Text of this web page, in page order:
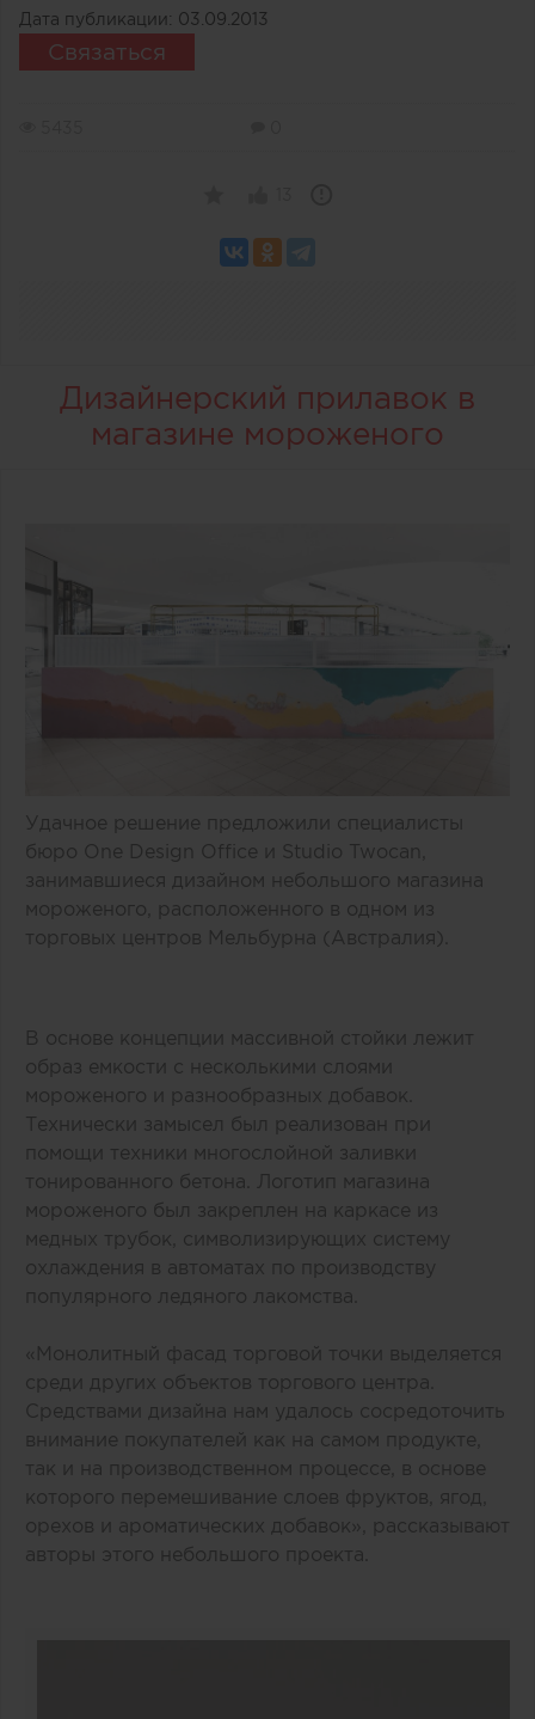
Дата публикации: 03.09.2013
Связаться
Дизайнерский прилавок в
магазине мороженого
Удачное решение предложили специалисты
бюро One Design Office и Studio Twocan,
занимавшиеся дизайном небольшого магазина
мороженого, расположенного в одном из
торговых центров Мельбурна (Австралия).
В основе концепции массивной стойки лежит
образ емкости с несколькими слоями
мороженого и разнообразных добавок.
Технически замысел был реализован при
помощи техники многослойной заливки
тонированного бетона. Логотип магазина
мороженого был закреплен на каркасе из
медных трубок, символизирующих систему
охлаждения в автоматах по производству
популярного ледяного лакомства.
«Монолитный фасад торговой точки выделяется
среди других объектов торгового центра.
Средствами дизайна нам удалось сосредоточить
внимание покупателей как на самом продукте,
так и на производственном процессе, в основе
которого перемешивание слоев фруктов, ягод,
орехов и ароматических добавок», рассказывают
авторы этого небольшого проекта.